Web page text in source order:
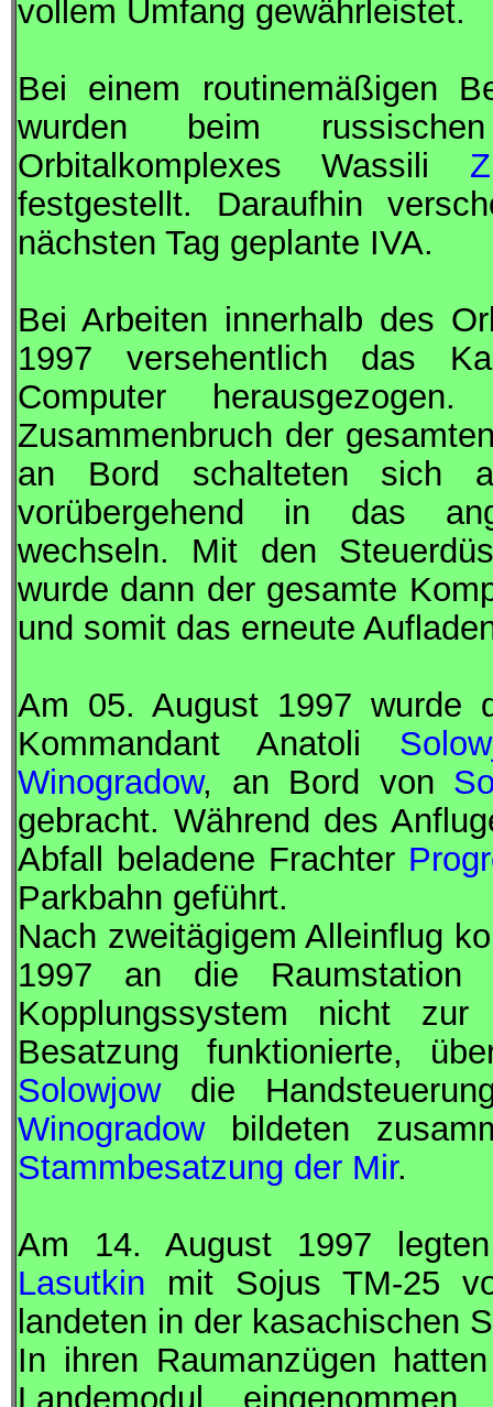
vollem Umfang gewährleistet.
Bei einem routinemäßigen
wurden beim
Orbitalkomplexes Wassili
festgestellt. Daraufhin
nächsten Tag geplante IVA.
Bei Arbeiten innerhalb des
1997 versehentlich das
Computer
Zusammenbruch der
an Bord schalteten sich
vorübergehend in das
wechseln. Mit den
wurde dann der gesamte
und somit das erneute
Am 05. August 1997 wurde
Kommandant Anatoli
Winogradow, an Bord von
gebracht. Während des
Abfall beladene Frachter
Parkbahn geführt.
Nach zweitägigem Alleinflug
1997 an die Raumstation
Kopplungssystem nicht
Besatzung funktionierte,
Solowjowdie
Winogradowbildeten
Stammbesatzung der Mir.
Am 14. August 1997
Lasutkin mit Sojus TM-25
landeten in der kasachischen
In ihren Raumanzügen
Landemodul